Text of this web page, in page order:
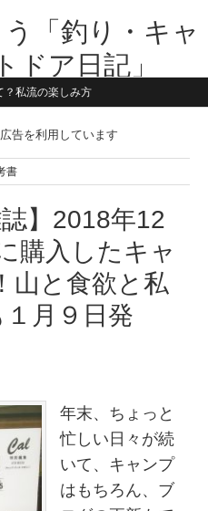
「釣り・キャ
ドア日記」
1981年うまれ・横浜在住。妻と3
たら嬉しいです！よろしくお願い
？私流の楽しみ方
告を利用しています
書
】2018年12
購入したキャ
山と食欲と私
月９日発
年末、ちょっと
忙しい日々が続
いて、キャンプ
はもちろん、ブ